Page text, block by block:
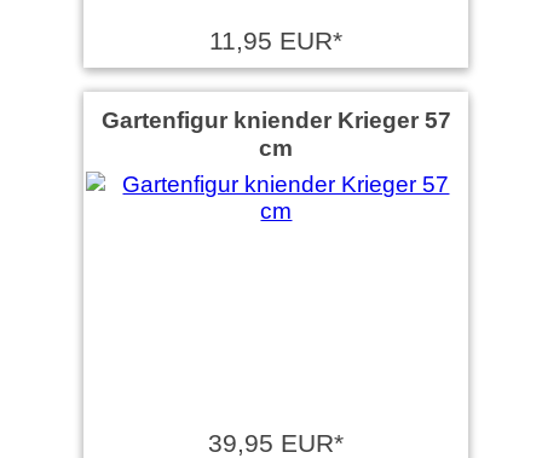
11,95 EUR*
Gartenfigur kniender Krieger 57
cm
39,95 EUR*